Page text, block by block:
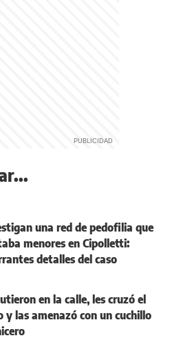
una red de pedofilia que
menores en Cipolletti:
detalles del caso
en la calle, les cruzó el
y las amenazó con un cuchillo